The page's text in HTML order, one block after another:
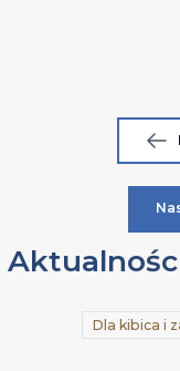
Dla kibica i